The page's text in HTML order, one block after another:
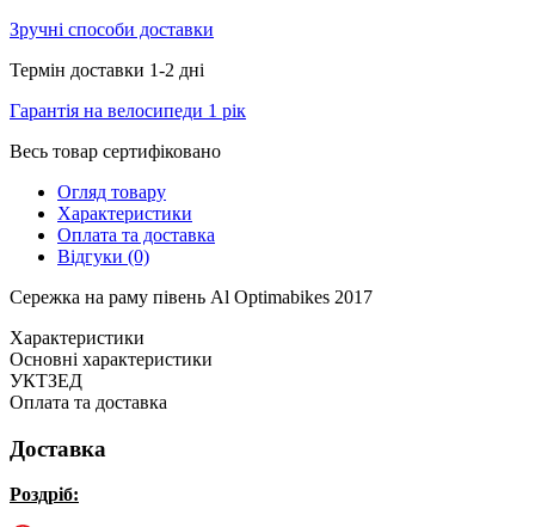
Зручні способи доставки
Термін доставки 1-2 дні
Гарантія на велосипеди 1 рік
Весь товар сертифіковано
Огляд товару
Характеристики
Оплата та доставка
Відгуки (0)
Сережка на раму півень Al Optimabikes 2017
Характеристики
Основні характеристики
УКТЗЕД
Оплата та доставка
Доставка
Роздріб: